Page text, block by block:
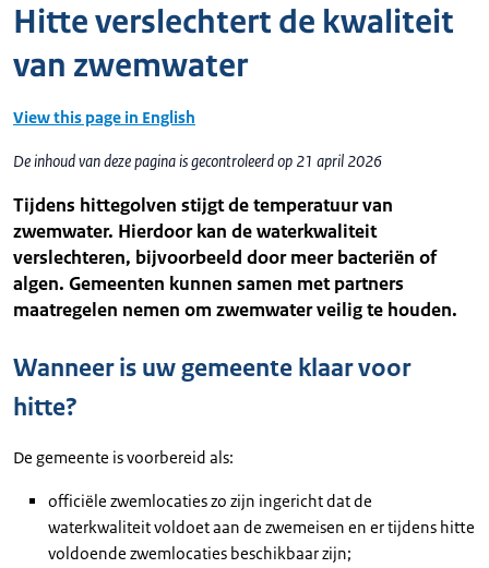
Hitte verslechtert de kwaliteit
van zwemwater
View this page in English
De inhoud van deze pagina is gecontroleerd op 21 april 2026
Tijdens hittegolven stijgt de temperatuur van
zwemwater. Hierdoor kan de waterkwaliteit
verslechteren, bijvoorbeeld door meer bacteriën of
algen. Gemeenten kunnen samen met partners
maatregelen nemen om zwemwater veilig te houden.
Wanneer is uw gemeente klaar voor
hitte?
De gemeente is voorbereid als:
officiële zwemlocaties zo zijn ingericht dat de
waterkwaliteit voldoet aan de zwemeisen en er tijdens hitte
voldoende zwemlocaties beschikbaar zijn;